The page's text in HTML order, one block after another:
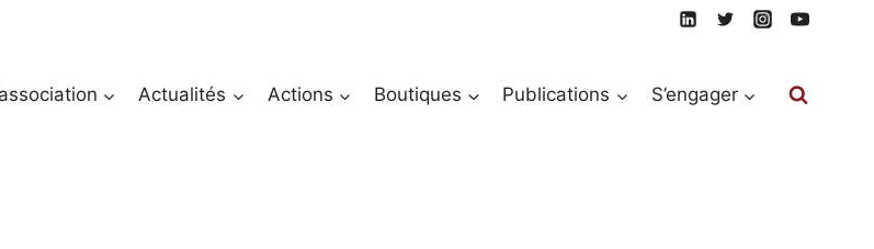
Actualités Actions Boutiques Publications S’engager